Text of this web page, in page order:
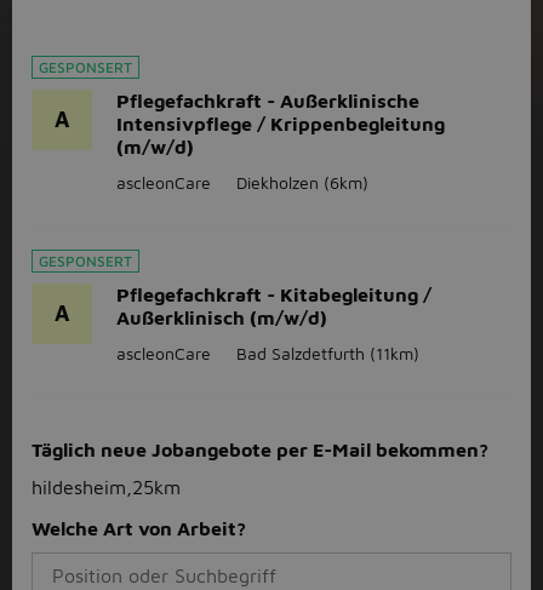
GESPONSERT
A
Pflegefachkraft - Außerklinische
Intensivpflege / Krippenbegleitung
(m/w/d)
ascleonCare Diekholzen (6km)
GESPONSERT
A
Pflegefachkraft - Kitabegleitung /
Außerklinisch (m/w/d)
ascleonCare Bad Salzdetfurth (11km)
Täglich neue Jobangebote per E-Mail bekommen?
hildesheim,25km
Welche Art von Arbeit?